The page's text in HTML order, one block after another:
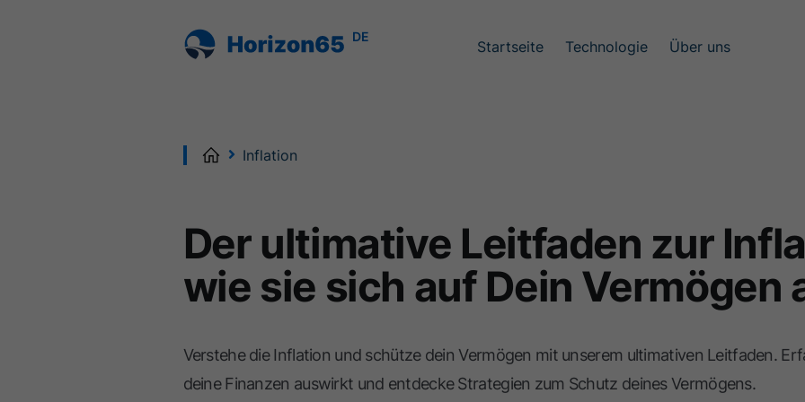
DE
Startseite Technologie Über uns
HomeInflation
Der ultimative Leitfaden zur
wie sie sich auf Dein Vermögen
Verstehe die Inflation und schütze dein Vermögen mit unserem ultimativen Leitfaden.
deine Finanzen auswirkt und entdecke Strategien zum Schutz deines Vermögens.